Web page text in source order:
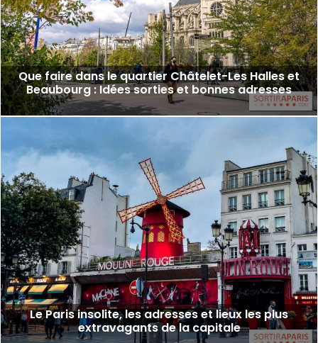
Que faire dans le quartier Châtelet-Les Halles et
Beaubourg : Idées sorties et bonnes adresses
Le Paris insolite, les adresses et lieux les plus
extravagants de la capitale